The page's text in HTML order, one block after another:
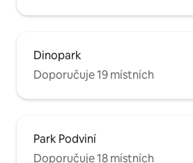
Dinopark
Doporučuje 19 místních
Park Podviní
Doporučuje 18 místních